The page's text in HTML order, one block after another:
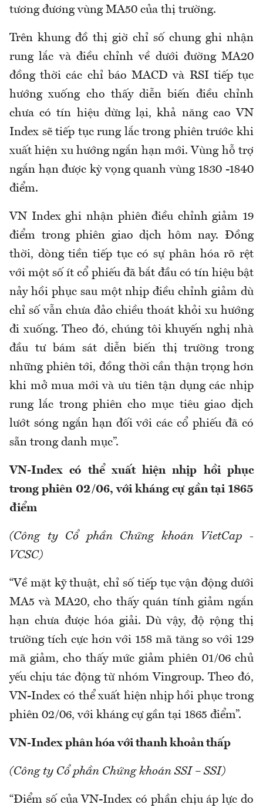
tương đương vùng MA50 của thị trường.
Trên khung đồ thị giờ chỉ số chung ghi nhận
rung lắc và điều chỉnh về dưới đường MA20
đồng thời các chỉ báo MACD và RSI tiếp tục
hướng xuống cho thấy diễn biến điều chỉnh
chưa có tín hiệu dừng lại, khả năng cao VN
Index sẽ tiếp tục rung lắc trong phiên trước khi
xuất hiện xu hướng ngắn hạn mới. Vùng hỗ trợ
ngắn hạn được kỳ vọng quanh vùng 1830 -1840
điểm.
VN Index ghi nhận phiên điều chỉnh giảm 19
điểm trong phiên giao dịch hôm nay. Đồng
thời, dòng tiền tiếp tục có sự phân hóa rõ rệt
với một số ít cổ phiếu đã bắt đầu có tín hiệu bật
nảy hồi phục sau một nhịp điều chỉnh giảm dù
chỉ số vẫn chưa đảo chiều thoát khỏi xu hướng
đi xuống. Theo đó, chúng tôi khuyến nghị nhà
đầu tư bám sát diễn biến thị trường trong
những phiên tới, đồng thời cần thận trọng hơn
khi mở mua mới và ưu tiên tận dụng các nhịp
rung lắc trong phiên cho mục tiêu giao dịch
lướt sóng ngắn hạn đối với các cổ phiếu đã có
sẵn trong danh mục”.
VN-Index có thể xuất hiện nhịp hồi phục
trong phiên 02/06, với kháng cự gần tại 1865
điểm
(Công ty Cổ phần Chứng khoán VietCap -
VCSC)
“Về mặt kỹ thuật, chỉ số tiếp tục vận động dưới
MA5 và MA20, cho thấy quán tính giảm ngắn
hạn chưa được hóa giải. Dù vậy, độ rộng thị
trường tích cực hơn với 158 mã tăng so với 129
mã giảm, cho thấy mức giảm phiên 01/06 chủ
yếu chịu tác động từ nhóm Vingroup. Theo đó,
VN-Index có thể xuất hiện nhịp hồi phục trong
phiên 02/06, với kháng cự gần tại 1865 điểm”.
VN-Index phân hóa với thanh khoản thấp
(Công ty Cổ phần Chứng khoán SSI – SSI)
“Điểm số của VN-Index có phần chịu áp lực do